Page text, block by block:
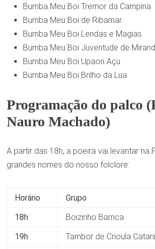
Bumba Meu Boi Tremor da Campina
Bumba Meu Boi de Ribamar
Bumba Meu Boi Lendas e Magias
Bumba Meu Boi Juventude de
Bumba Meu Boi Upaon Açu
Bumba Meu Boi Brilho da Lua
Programação do palco
Nauro Machado)
A partir das 18h, a poeira vai levantar na
grandes nomes do nosso folclore:
Horário
Grupo
18h
Boizinho Barrica
19h
Tambor de Crioula